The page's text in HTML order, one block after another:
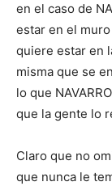
en el caso de
estar en el
quiere estar en
misma que se
lo que
que la gente lo
Claro que no
que nunca le